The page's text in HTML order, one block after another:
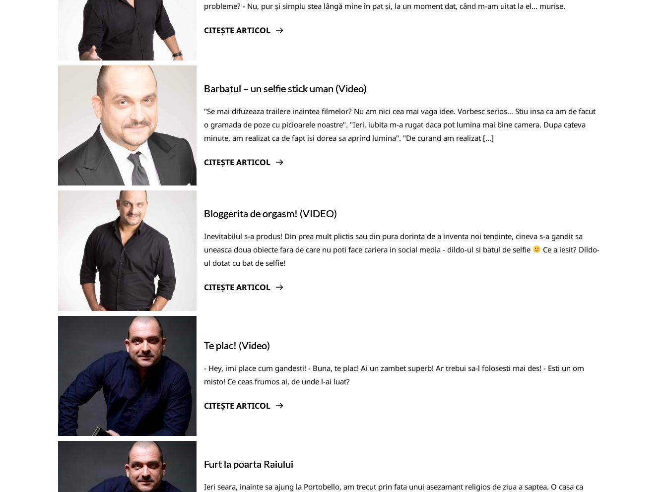
probleme? - Nu, pur și simplu stea lângă mine în pat și, la un moment dat, când m-am uitat la el... murise.
CITEȘTE ARTICOL
Barbatul – un selfie stick uman (Video)
"Se mai difuzeaza trailere inaintea filmelor? Nu am nici cea mai vaga idee. Vorbesc serios... Stiu insa ca am de facut
o gramada de poze cu picioarele noastre". "Ieri, iubita m-a rugat daca pot lumina mai bine camera. Dupa cateva
minute, am realizat ca de fapt isi dorea sa aprind lumina". "De curand am realizat […]
CITEȘTE ARTICOL
Bloggerita de orgasm! (VIDEO)
Inevitabilul s-a produs! Din prea mult plictis sau din pura dorinta de a inventa noi tendinte, cineva s-a gandit sa
uneasca doua obiecte fara de care nu poti face cariera in social media - dildo-ul si batul de selfie
Ce a iesit? Dildo-
ul dotat cu bat de selfie!
CITEȘTE ARTICOL
Te plac! (Video)
- Hey, imi place cum gandesti! - Buna, te plac! Ai un zambet superb! Ar trebui sa-l folosesti mai des! - Esti un om
misto! Ce ceas frumos ai, de unde l-ai luat?
CITEȘTE ARTICOL
Furt la poarta Raiului
Ieri seara, inainte sa ajung la Portobello, am trecut prin fata unui asezamant religios de ziua a saptea. O casa ca